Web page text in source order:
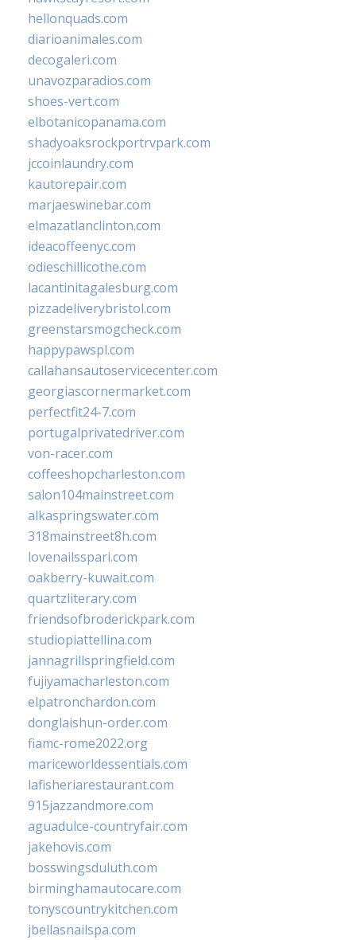
hellonquads.com
diarioanimales.com
decogaleri.com
unavozparadios.com
shoes-vert.com
elbotanicopanama.com
shadyoaksrockportrvpark.com
jccoinlaundry.com
kautorepair.com
marjaeswinebar.com
elmazatlanclinton.com
ideacoffeenyc.com
odieschillicothe.com
lacantinitagalesburg.com
pizzadeliverybristol.com
greenstarsmogcheck.com
happypawspl.com
callahansautoservicecenter.com
georgiascornermarket.com
perfectfit24-7.com
portugalprivatedriver.com
von-racer.com
coffeeshopcharleston.com
salon104mainstreet.com
alkaspringswater.com
318mainstreet8h.com
lovenailsspari.com
oakberry-kuwait.com
quartzliterary.com
friendsofbroderickpark.com
studiopiattellina.com
jannagrillspringfield.com
fujiyamacharleston.com
elpatronchardon.com
donglaishun-order.com
fiamc-rome2022.org
mariceworldessentials.com
lafisheriarestaurant.com
915jazzandmore.com
aguadulce-countryfair.com
jakehovis.com
bosswingsduluth.com
birminghamautocare.com
tonyscountrykitchen.com
jbellasnailspa.com